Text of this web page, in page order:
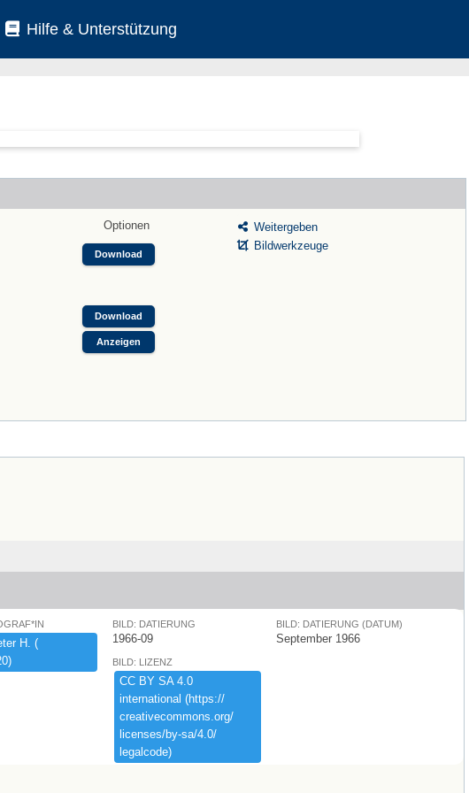
Hilfe & Unterstützung
Optionen
Download
Download
Anzeigen
Weitergeben
Bildwerkzeuge
​H.​ ​(​
BILD: DATIERUNG
1966-09
BILD: DATIERUNG (DATUM)
September 1966
BILD: LIZENZ
CC ​BY ​SA ​4.​0 ​
international ​(​https:​/​/​
creativecommons.​org/​
licenses/​by-​sa/​4.​0/​
legalcode)​